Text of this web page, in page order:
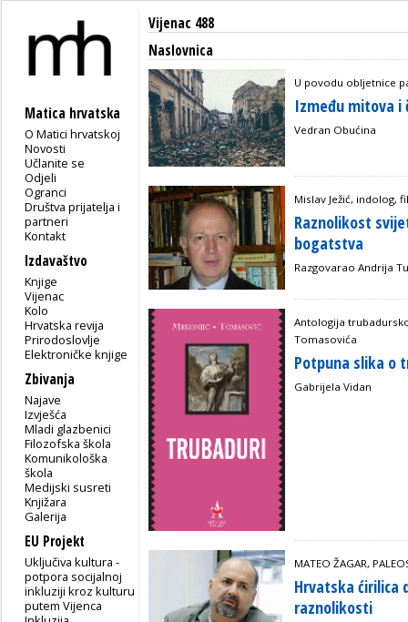
Matica hrvatska
O Matici hrvatskoj
Novosti
Učlanite se
Odjeli
Ogranci
Društva prijatelja i
partneri
Kontakt
Izdavaštvo
Knjige
Vijenac
Kolo
Hrvatska revija
Prirodoslovlje
Elektroničke knjige
Zbivanja
Najave
Izvješća
Mladi glazbenici
Filozofska škola
Komunikološka
škola
Medijski susreti
Knjižara
Galerija
EU Projekt
Uključiva kultura -
potpora socijalnoj
inkluziji kroz kulturu
putem Vijenca
Vijenac 488
Naslovnica
U povodu obljetnice
Između mitova i
Vedran Obućina
Mislav Ježić, indolog,
Raznolikost
bogatstva
Razgovarao Andrija
Antologija
Tomasovića
Potpuna slika o
Gabrijela Vidan
MATEO ŽAGAR,
Hrvatska ćirilica
raznolikosti